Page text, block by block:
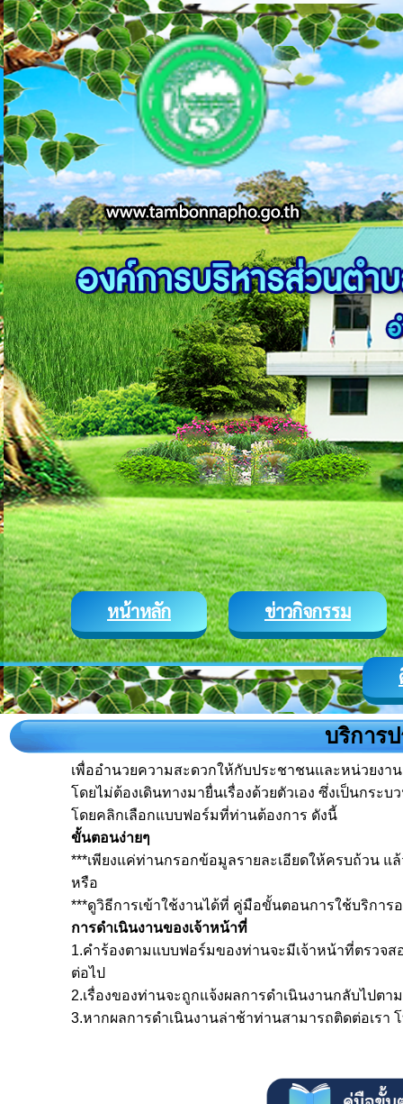
หน้าหลัก ข่าวกิจกรรม
บริการ
เพื่ออำนวยความสะดวกให้กับประชาชนและหน่วยงา
โดยไม่ต้องเดินทางมายื่นเรื่องด้วยตัวเอง ซึ่งเป็นกร
โดยคลิกเลือกแบบฟอร์มที่ท่านต้องการ ดังนี้
ขั้นตอนง่ายๆ
***เพียงแค่ท่านกรอกข้อมูลรายละเอียดให้ครบถ้วน แ
หรือ
***ดูวิธีการเข้าใช้งานได้ที่ คู่มือขั้นตอนการใช้บริการ
การดำเนินงานของเจ้าหน้าที่
1.คำร้องตามแบบฟอร์มของท่านจะมีเจ้าหน้าที่ตรวจ
ต่อไป
2.เรื่องของท่านจะถูกแจ้งผลการดำเนินงานกลับไปต
3.หากผลการดำเนินงานล่าช้าท่านสามารถติดต่อเรา